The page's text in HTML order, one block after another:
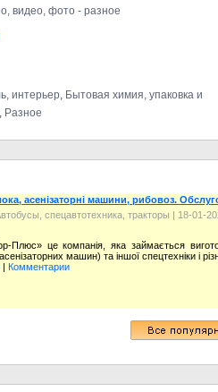
видео, фото - разное
интерьер, Бытовая химия, упаковка и
, Разное
асенізаторні машини, рибовоз.
спецавтотехника, тракторы | 18-01-
Плюс» це компанія, яка займається
машин) та іншої спецтехніки і
| Комментарии